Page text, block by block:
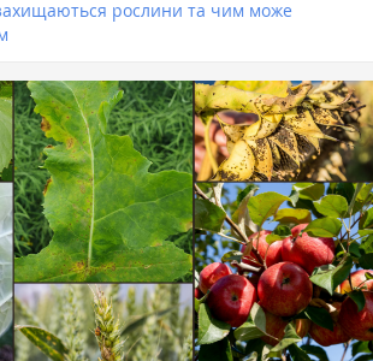
захищаються рослини та чим може